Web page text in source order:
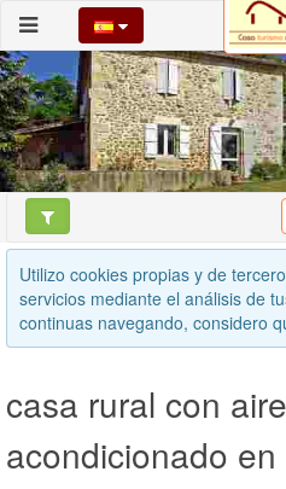
Utilizo cookies propias y de
servicios mediante el análisis de
continuas navegando, considero
casa rural con aire
acondicionado